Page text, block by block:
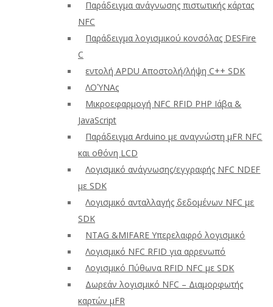
Παράδειγμα ανάγνωσης πιστωτικής κάρτας
NFC
Παράδειγμα λογισμικού κονσόλας DESFire
C
εντολή APDU Αποστολή/λήψη C++ SDK
ΛΟΎΝΑς
Μικροεφαρμογή NFC RFID PHP Ιάβα &
JavaScript
Παράδειγμα Arduino με αναγνώστη μFR NFC
και οθόνη LCD
Λογισμικό ανάγνωσης/εγγραφής NFC NDEF
με SDK
Λογισμικό ανταλλαγής δεδομένων NFC με
SDK
NTAG &MIFARE Υπερελαφρό λογισμικό
Λογισμικό NFC RFID για αρρενωπό
Λογισμικό Πύθωνα RFID NFC με SDK
Δωρεάν λογισμικό NFC – Διαμορφωτής
καρτών μFR